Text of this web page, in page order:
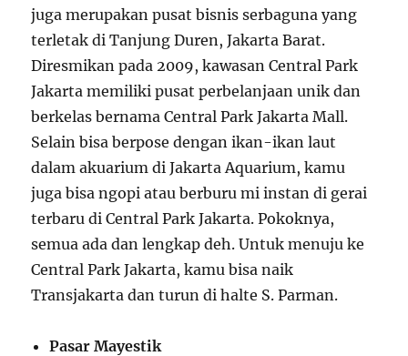
juga merupakan pusat bisnis serbaguna yang
terletak di Tanjung Duren, Jakarta Barat.
Diresmikan pada 2009, kawasan Central Park
Jakarta memiliki pusat perbelanjaan unik dan
berkelas bernama Central Park Jakarta Mall.
Selain bisa berpose dengan ikan-ikan laut
dalam akuarium di Jakarta Aquarium, kamu
juga bisa ngopi atau berburu mi instan di gerai
terbaru di Central Park Jakarta. Pokoknya,
semua ada dan lengkap deh. Untuk menuju ke
Central Park Jakarta, kamu bisa naik
Transjakarta dan turun di halte S. Parman.
Pasar Mayestik